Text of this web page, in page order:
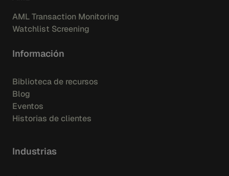
AML Transaction Monitoring
Watchlist Screening
Información
Biblioteca de recursos
Blog
Eventos
Historias de clientes
Industrias